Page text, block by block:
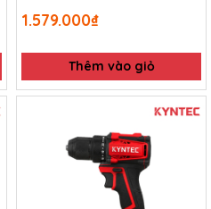
1.579.000₫
Thêm vào giỏ